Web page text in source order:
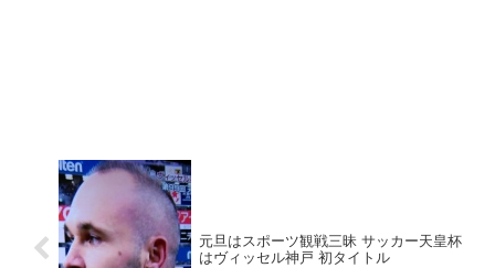
元旦はスポーツ観戦三昧 サッカー天皇杯
はヴィッセル神戸 初タイトル